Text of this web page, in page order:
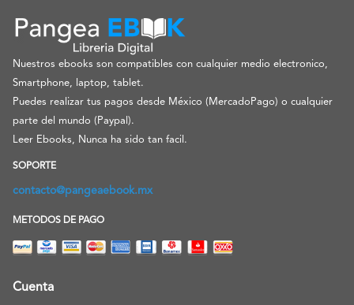
Nuestros ebooks son compatibles con cualquier medio electronico,
Smartphone, laptop, tablet.
Puedes realizar tus pagos desde México (MercadoPago) o cualquier
parte del mundo (Paypal).
Leer Ebooks, Nunca ha sido tan facil.
SOPORTE
contacto@pangeaebook.mx
METODOS DE PAGO
Cuenta